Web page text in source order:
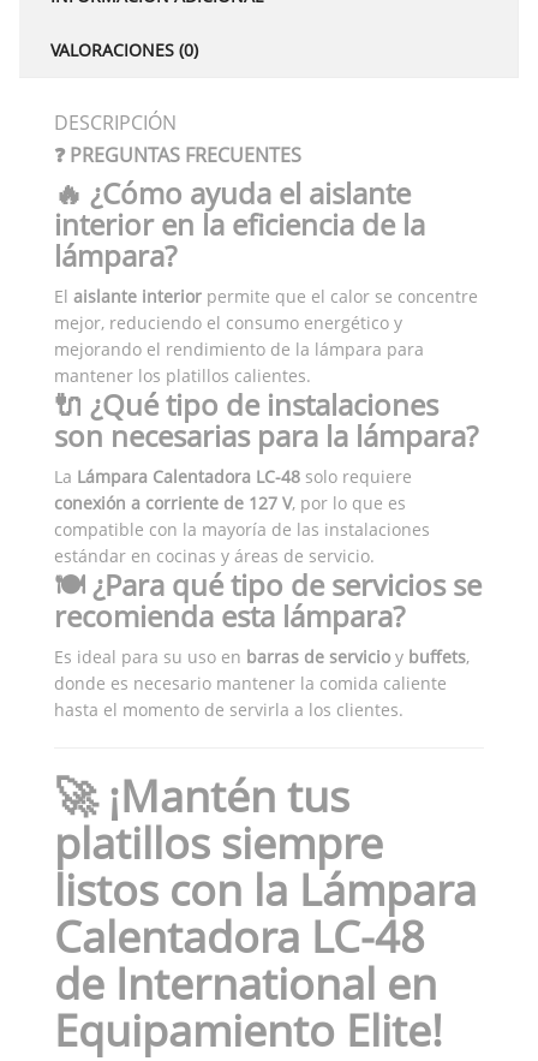
VALORACIONES (0)
DESCRIPCIÓN
❓ PREGUNTAS FRECUENTES
🔥 ¿Cómo ayuda el aislante
interior en la eficiencia de la
lámpara?
El aislante interior permite que el calor se concentre
mejor, reduciendo el consumo energético y
mejorando el rendimiento de la lámpara para
mantener los platillos calientes.
🔌 ¿Qué tipo de instalaciones
son necesarias para la lámpara?
La Lámpara Calentadora LC-48 solo requiere
conexión a corriente de 127 V, por lo que es
compatible con la mayoría de las instalaciones
estándar en cocinas y áreas de servicio.
🍽️ ¿Para qué tipo de servicios se
recomienda esta lámpara?
Es ideal para su uso en barras de servicio y buffets,
donde es necesario mantener la comida caliente
hasta el momento de servirla a los clientes.
🚀 ¡Mantén tus
platillos siempre
listos con la Lámpara
Calentadora LC-48
de International en
Equipamiento Elite!